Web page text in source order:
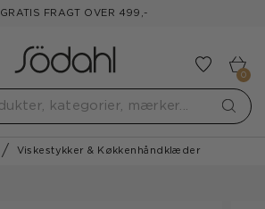
GRATIS FRAGT OVER 499,-
Tilføj
0
Viskestykker & Køkkenhåndklæder